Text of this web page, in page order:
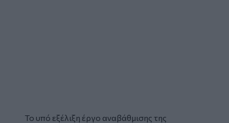
Το υπό εξέλιξη έργο αναβάθμισης της